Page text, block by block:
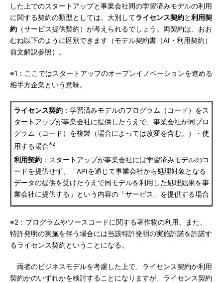
した上でのスタートアップと事業会社間の学習済みモデルの利用
に関する契約の類型としては、大別してライセンス契約と利用契
約 （サービス提供契約）が考えられるでしょう。両契約は、おお
むね以下のように区別できます（モデル契約書（AI・利用契約）
前文解説参照）。
※1：ここではスタートアップのオープンイノベーションを進める
相手方企業という意味。
ライセンス契約 ：学習済みモデルのプログラム（コード）をス
タートアップが事業会社に提供したうえで、事業会社が同プロ
グラム（コード）を複製（場合によっては改変を含む。）・使
用する場合※2
利用契約 ：スタートアップが事業会社には学習済みモデルのコ
ードを提供せず、「APIを通じて事業会社から処理対象となる
データの提供を受けたうえで同モデルを利用した処理結果を事
業会社に提供する」という内容の「サービス」を提供する場合
※2：プログラムやソースコードに関する著作物の利用、また、
特許発明の実施を伴う場合には当該特許発明の実施許諾を許諾す
るライセンス契約ということになる。
両者のビジネスモデルを考慮した上で、ライセンス契約か利用
契約かのいずれかを検討することになりますが、ライセンス契約